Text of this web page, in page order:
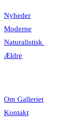
Nyheder
Moderne
Naturalistisk
Ældre
Om Galleriet
Kontakt